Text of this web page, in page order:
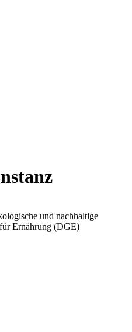
und nachhaltige
Ernährung (DGE)